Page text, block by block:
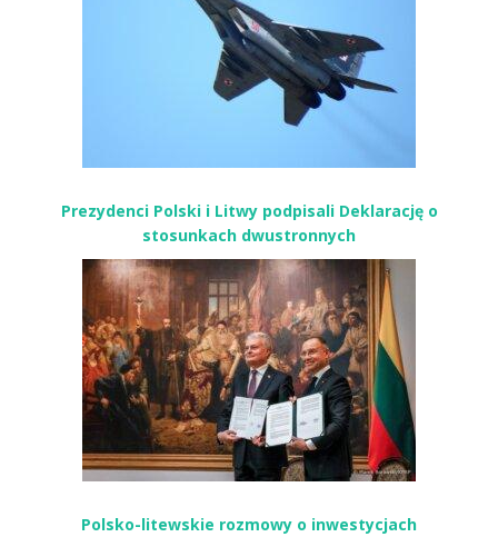
Prezydenci Polski i Litwy podpisali Deklarację o
stosunkach dwustronnych
Polsko-litewskie rozmowy o inwestycjach